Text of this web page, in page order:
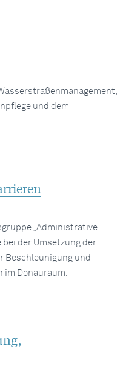
und dem
„Administrative
bei der Umsetzung der
Beschleunigung und
im Donauraum.